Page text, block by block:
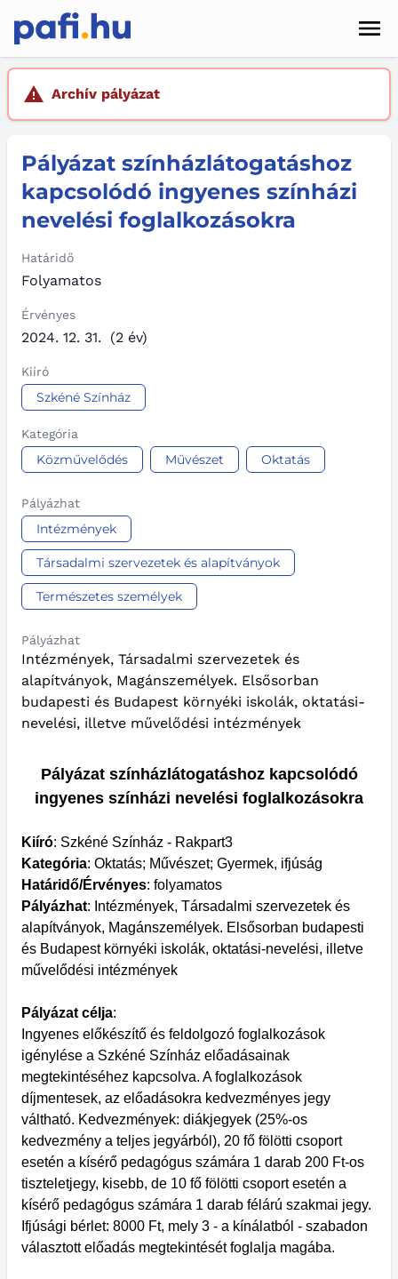
Hírek
Pályázatok
Szolgáltatások
Kapcsolat
Sötét mód
Archív pályázat
Pályázat színházlátogatáshoz
kapcsolódó ingyenes színházi
nevelési foglalkozásokra
Határidő
Folyamatos
Érvényes
2024. 12. 31. (2 év)
Kiíró
Szkéné Színház
Kategória
Közművelődés Művészet Oktatás
Pályázhat
Intézmények
Társadalmi szervezetek és alapítványok
Természetes személyek
Pályázhat
Intézmények, Társadalmi szervezetek és
alapítványok, Magánszemélyek. Elsősorban
budapesti és Budapest környéki iskolák, oktatási-
nevelési, illetve művelődési intézmények
Pályázat színházlátogatáshoz kapcsolódó
ingyenes színházi nevelési foglalkozásokra
Kiíró: Szkéné Színház - Rakpart3
Kategória: Oktatás; Művészet; Gyermek, ifjúság
Határidő/Érvényes: folyamatos
Pályázhat: Intézmények, Társadalmi szervezetek és
alapítványok, Magánszemélyek. Elsősorban budapesti
és Budapest környéki iskolák, oktatási-nevelési, illetve
művelődési intézmények
Pályázat célja:
Ingyenes előkészítő és feldolgozó foglalkozások
igénylése a Szkéné Színház előadásainak
megtekintéséhez kapcsolva. A foglalkozások
díjmentesek, az előadásokra kedvezményes jegy
váltható. Kedvezmények: diákjegyek (25%-os
kedvezmény a teljes jegyárból), 20 fő fölötti csoport
esetén a kísérő pedagógus számára 1 darab 200 Ft-os
tiszteletjegy, kisebb, de 10 fő fölötti csoport esetén a
kísérő pedagógus számára 1 darab félárú szakmai jegy.
Ifjúsági bérlet: 8000 Ft, mely 3 - a kínálatból - szabadon
választott előadás megtekintését foglalja magába.